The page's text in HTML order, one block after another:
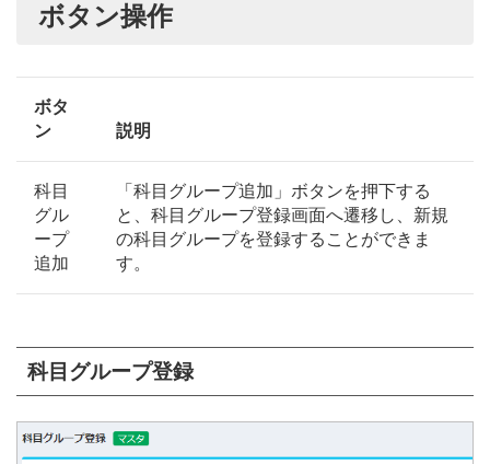
ボタン操作
ボタ
ン
説明
科目
グル
ープ
追加
「科目グループ追加」ボタンを押下する
と、科目グループ登録画面へ遷移し、新規
の科目グループを登録することができま
す。
科目グループ登録